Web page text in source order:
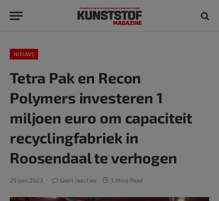
NIEUWS
Tetra Pak en Recon
Polymers investeren 1
miljoen euro om capaciteit
recyclingfabriek in
Roosendaal te verhogen
29 juni 2023 Geen reacties 3 Mins Read